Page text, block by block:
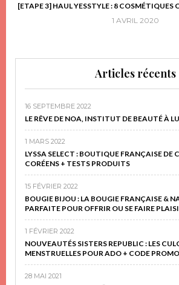
[ETAPE 3] HAUL YESSTYLE : 8 COSMÉTIQUES
1 AVRIL 2020
Articles récents
16 SEPTEMBRE 2022
LE RÊVE DE NOA, INSTITUT DE BEAUTÉ À
1 MARS 2022
LYSSA SELECT : BOUTIQUE FRANÇAISE DE
CORÉENS + TESTS PRODUITS
15 FÉVRIER 2022
BOUGIE BIJOU : LA BOUGIE FRANÇAISE &
PARFAITE POUR OFFRIR OU SE FAIRE
1 FÉVRIER 2022
NOUVEAUTÉS SISTERS REPUBLIC : LES
MENSTRUELLES POUR ADO + CODE PROMO
28 MAI 2021